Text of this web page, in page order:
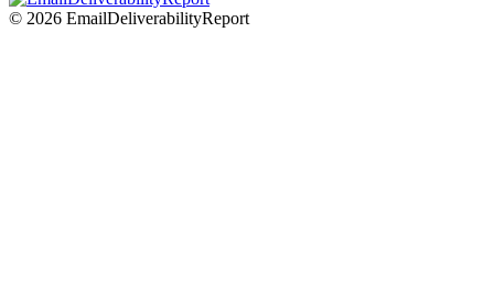
© 2026 EmailDeliverabilityReport